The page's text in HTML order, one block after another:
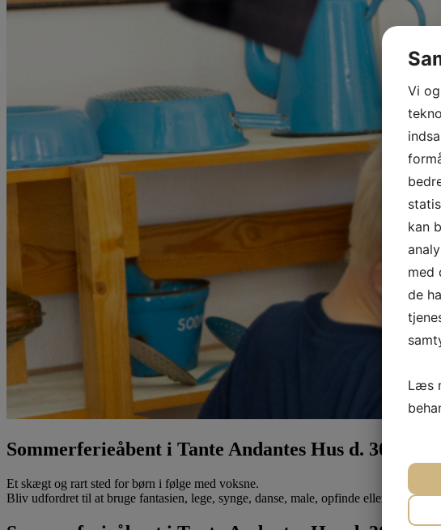
Sommerferieåbent i Tante Andantes Hus d. 30. juli
Et skægt og rart sted for børn i følge med voksne.
Bliv udfordret til at bruge fantasien, lege, synge, danse, male, opfinde eller fortælle
Vi
kan
med
de
Læs